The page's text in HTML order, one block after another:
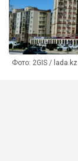
Фото: 2GIS / lada.kz